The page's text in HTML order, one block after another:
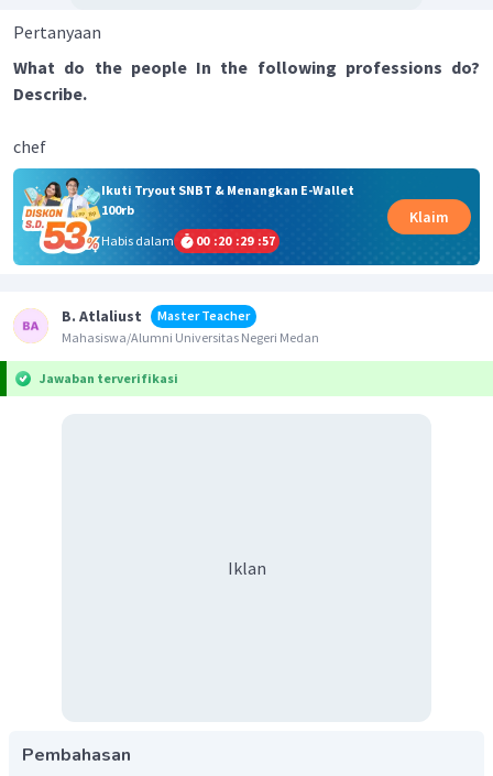
Pertanyaan
What do the people In the following professions do?
Describe.
chef
Ikuti Tryout SNBT & Menangkan E-Wallet
100rb
Habis dalam
00 :20 :29 :57
Klaim
B. Atlaliust
Master Teacher
Mahasiswa/Alumni Universitas Negeri Medan
Jawaban terverifikasi
Iklan
Pembahasan